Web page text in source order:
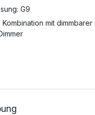
G9
Kombination mit